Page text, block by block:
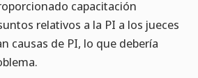
capacitación
relativos a la PI a los jueces
causas de PI, lo que debería